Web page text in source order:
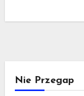
Nie Przegap